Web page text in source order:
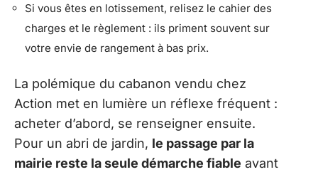
Si vous êtes en lotissement, relisez le cahier des
charges et le règlement : ils priment souvent sur
votre envie de rangement à bas prix.
La polémique du cabanon vendu chez
Action met en lumière un réflexe fréquent :
acheter d’abord, se renseigner ensuite.
Pour un abri de jardin, le passage par la
mairie reste la seule démarche fiable avant